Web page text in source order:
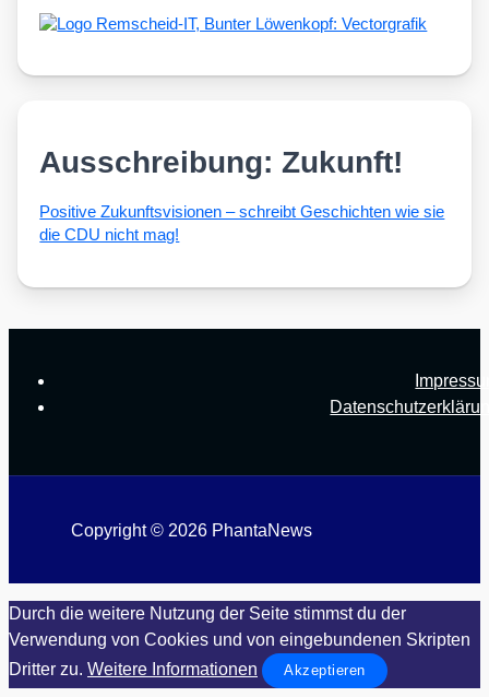
Ausschreibung: Zukunft!
Posi­ti­ve Zukunfts­vi­sio­nen – schreibt Geschich­ten wie sie
die CDU nicht mag!
Copyright © 2026 PhantaNews
Durch die weitere Nutzung der Seite stimmst du der
Verwendung von Cookies und von eingebundenen Skripten
Dritter zu. Weitere Informationen Akzeptieren